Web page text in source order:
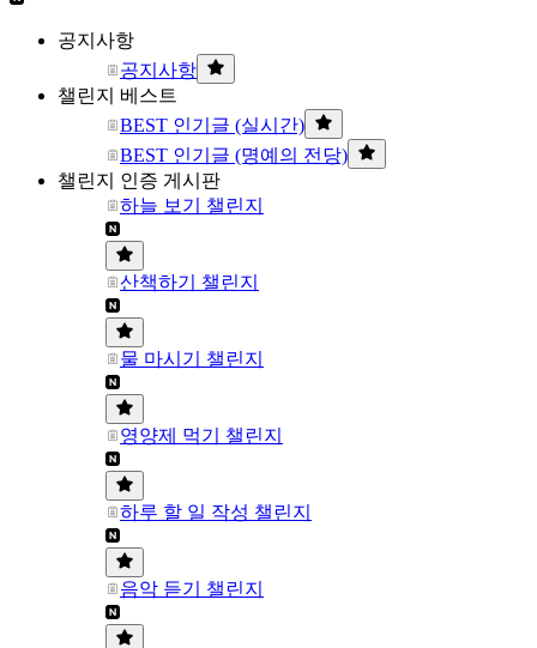
공지사항
공지사항
챌린지 베스트
BEST 인기글 (실시간)
BEST 인기글 (명예의 전당)
챌린지 인증 게시판
하늘 보기 챌린지
산책하기 챌린지
물 마시기 챌린지
영양제 먹기 챌린지
하루 할 일 작성 챌린지
음악 듣기 챌린지